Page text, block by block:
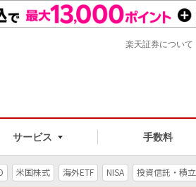
サービス 手数料
楽天証券について
米国株式 海外ETF NISA 投資信託・積立